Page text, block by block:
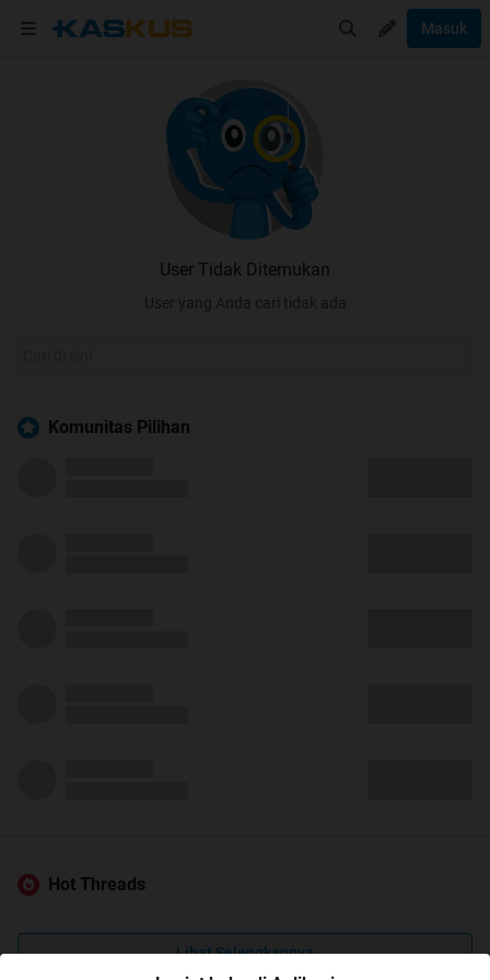
Masuk
User Tidak Ditemukan
User yang Anda cari tidak ada
Komunitas Pilihan
Hot Threads
Lihat Selengkapnya